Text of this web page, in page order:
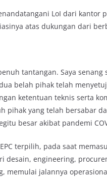
LoI dari kantor
atas dukungan dari
tantangan. Saya
belah pihak telah
ketentuan teknis serta
pihak yang telah bersabar
besar akibat pandemi
terpilih, pada saat
desain, engineering,
memulai jalannya